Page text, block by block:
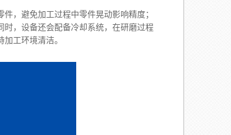
，避免加工过程中零件晃动影响精度；
，设备还会配备冷却系统，在研磨过程
工环境清洁。